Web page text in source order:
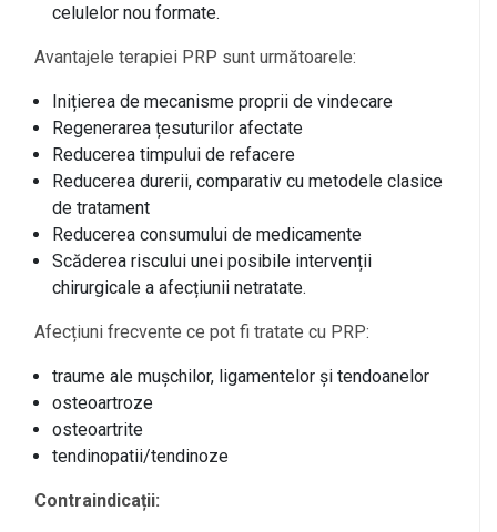
celulelor nou formate.
Avantajele terapiei PRP sunt următoarele:
Inițierea de mecanisme proprii de vindecare
Regenerarea țesuturilor afectate
Reducerea timpului de refacere
Reducerea durerii, comparativ cu metodele clasice
de tratament
Reducerea consumului de medicamente
Scăderea riscului unei posibile intervenții
chirurgicale a afecțiunii netratate.
Afecțiuni frecvente ce pot fi tratate cu PRP:
traume ale mușchilor, ligamentelor și tendoanelor
osteoartroze
osteoartrite
tendinopatii/tendinoze
Contraindicații: